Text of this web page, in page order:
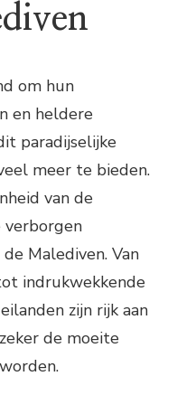
om hun
en heldere
paradijselijke
meer te bieden.
van de
verborgen
Malediven. Van
indrukwekkende
zijn rijk aan
de moeite